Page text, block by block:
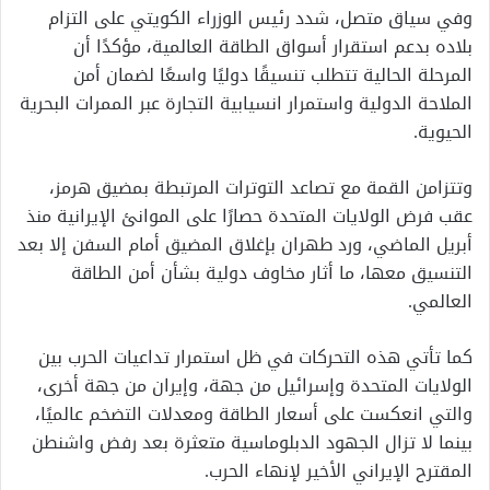
وفي سياق متصل، شدد رئيس الوزراء الكويتي على التزام
بلاده بدعم استقرار أسواق الطاقة العالمية، مؤكدًا أن
المرحلة الحالية تتطلب تنسيقًا دوليًا واسعًا لضمان أمن
الملاحة الدولية واستمرار انسيابية التجارة عبر الممرات البحرية
الحيوية.
وتتزامن القمة مع تصاعد التوترات المرتبطة بمضيق هرمز،
عقب فرض الولايات المتحدة حصارًا على الموانئ الإيرانية منذ
أبريل الماضي، ورد طهران بإغلاق المضيق أمام السفن إلا بعد
التنسيق معها، ما أثار مخاوف دولية بشأن أمن الطاقة
العالمي.
كما تأتي هذه التحركات في ظل استمرار تداعيات الحرب بين
الولايات المتحدة وإسرائيل من جهة، وإيران من جهة أخرى،
والتي انعكست على أسعار الطاقة ومعدلات التضخم عالميًا،
بينما لا تزال الجهود الدبلوماسية متعثرة بعد رفض واشنطن
المقترح الإيراني الأخير لإنهاء الحرب.